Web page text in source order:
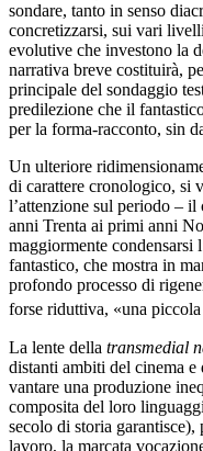
sondare, tanto in senso
concretizzarsi, sui vari
evolutive che investono la
narrativa breve costituirà,
principale del sondaggio
predilezione che il
per la forma-racconto, sin
Un ulteriore
di carattere cronologico, si
l’attenzione sul periodo –
anni Trenta ai primi anni
maggiormente condensarsi
fantastico, che mostra in
profondo processo di
forse riduttiva, «una
La lente della transmedial
distanti ambiti del cinema
vantare una produzione
composita del loro
secolo di storia
lavoro, la marcata